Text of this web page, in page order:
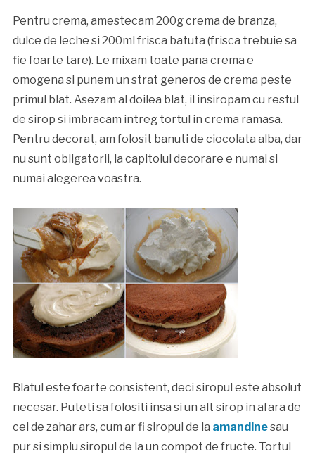
Pentru crema, amestecam 200g crema de branza,
dulce de leche si 200ml frisca batuta (frisca trebuie sa
fie foarte tare). Le mixam toate pana crema e
omogena si punem un strat generos de crema peste
primul blat. Asezam al doilea blat, il insiropam cu restul
de sirop si imbracam intreg tortul in crema ramasa.
Pentru decorat, am folosit banuti de ciocolata alba, dar
nu sunt obligatorii, la capitolul decorare e numai si
numai alegerea voastra.
Blatul este foarte consistent, deci siropul este absolut
necesar. Puteti sa folositi insa si un alt sirop in afara de
cel de zahar ars, cum ar fi siropul de la amandinesau
pur si simplu siropul de la un compot de fructe. Tortul